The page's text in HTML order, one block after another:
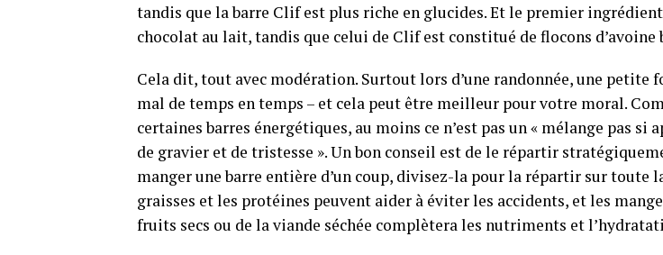
tandis que la barre Clif est plus riche en glucides. Et le premier
chocolat au lait, tandis que celui de Clif est constitué de flocons d’avoine
Cela dit, tout avec modération. Surtout lors d’une randonnée, une petite
mal de temps en temps – et cela peut être meilleur pour votre moral.
certaines barres énergétiques, au moins ce n’est pas un « mélange pas si
de gravier et de tristesse ». Un bon conseil est de le répartir
manger une barre entière d’un coup, divisez-la pour la répartir sur toute
graisses et les protéines peuvent aider à éviter les accidents, et les
fruits secs ou de la viande séchée complètera les nutriments et